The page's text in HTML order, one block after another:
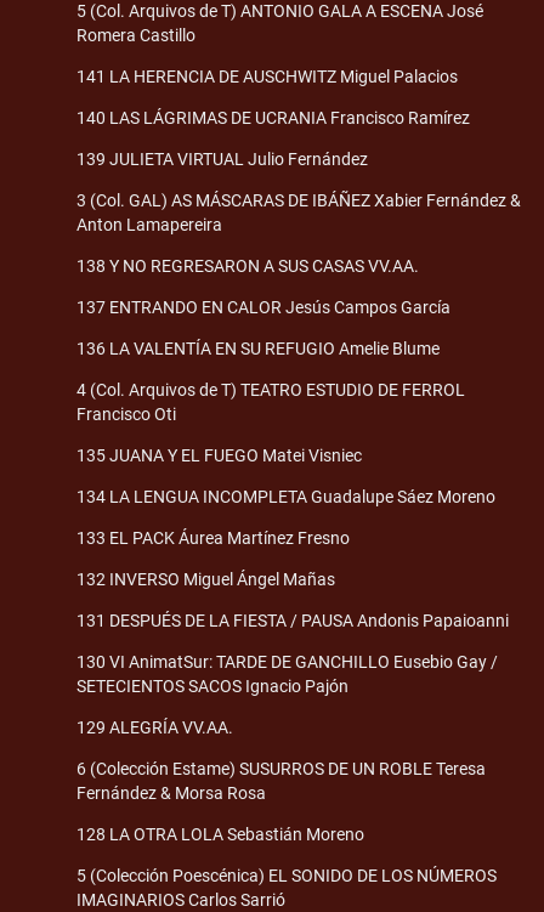
5 (Col. Arquivos de T) ANTONIO GALA A ESCENA José
Romera Castillo
141 LA HERENCIA DE AUSCHWITZ Miguel Palacios
140 LAS LÁGRIMAS DE UCRANIA Francisco Ramírez
139 JULIETA VIRTUAL Julio Fernández
3 (Col. GAL) AS MÁSCARAS DE IBÁÑEZ Xabier Fernández &
Anton Lamapereira
138 Y NO REGRESARON A SUS CASAS VV.AA.
137 ENTRANDO EN CALOR Jesús Campos García
136 LA VALENTÍA EN SU REFUGIO Amelie Blume
4 (Col. Arquivos de T) TEATRO ESTUDIO DE FERROL
Francisco Oti
135 JUANA Y EL FUEGO Matei Visniec
134 LA LENGUA INCOMPLETA Guadalupe Sáez Moreno
133 EL PACK Áurea Martínez Fresno
132 INVERSO Miguel Ángel Mañas
131 DESPUÉS DE LA FIESTA / PAUSA Andonis Papaioanni
130 VI AnimatSur: TARDE DE GANCHILLO Eusebio Gay /
SETECIENTOS SACOS Ignacio Pajón
129 ALEGRÍA VV.AA.
6 (Colección Estame) SUSURROS DE UN ROBLE Teresa
Fernández & Morsa Rosa
128 LA OTRA LOLA Sebastián Moreno
5 (Colección Poescénica) EL SONIDO DE LOS NÚMEROS
IMAGINARIOS Carlos Sarrió